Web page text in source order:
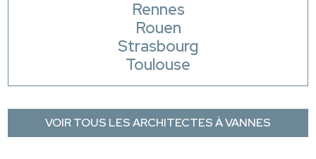
Rennes
Rouen
Strasbourg
Toulouse
VOIR TOUS LES ARCHITECTES À VANNES